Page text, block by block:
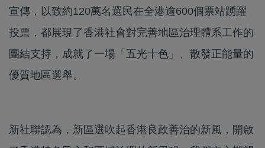
宣傳，以致約120萬名選民在全港逾600個票站踴躍
投票，都展現了香港社會對完善地區治理體系工作的
團結支持，成就了一場「五光十色」、散發正能量的
優質地區選舉。
新社聯認為，新區選吹起香港良政善治的新風，開啟